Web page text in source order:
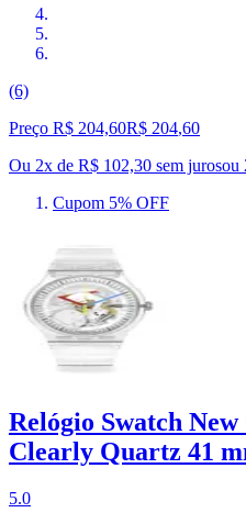
(6)
Preço R$ 204,60R$ 204,60
Ou 2x de R$ 102,30 sem jurosou
Cupom 5% OFF
Relógio Swatch
Clearly Quartz 41
5.0